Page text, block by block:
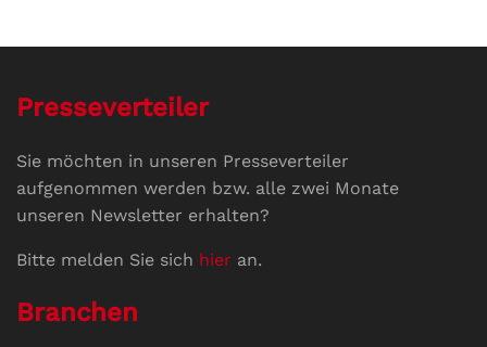
Presseverteiler
Sie möchten in unseren Presseverteiler
aufgenommen werden bzw. alle zwei Monate
unseren Newsletter erhalten?
Bitte melden Sie sich hier an.
Branchen